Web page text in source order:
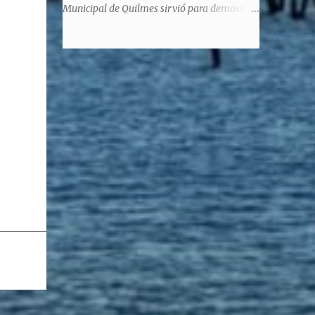
significaba de ninguna manera que era ad
estipendio -depende el cargo- pero tenían
importantísimos beneficios económicos".
Siguie diciendo Castellano: "Los ...
Municipal de Quilmes sirvió para demostrar
la enorme capacidad de un actor de
convertirse en un relator de la historia de
tantos inmigrantes que llegaron a la
Argentina para hacer la América. La
historia, escrita por el propio protagonista y
Julio Molina -a la sazón director de la
pieza-, va contando la vida del Galego, que
llegó al país y que trabajando fue quemando
etapas, esforzándose a puro pulmón. Pero
también está lo vivido en su España natal,
con el tema de la guerra civil que sufrió la
familia y tuvo la grieta que instaló el
generalisimo Franco con una enorme cuota
de torturas, persecución, secuestros,
prisiones. El dolor vivido en carne propia y
trasladado a la piel, para contar todo lo
padecido. El relato tiene morriña, saudades,
el canto a Galicia, tierra de los padres y